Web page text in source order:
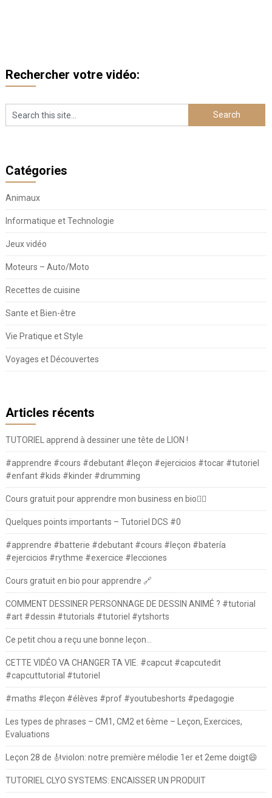
Rechercher votre vidéo:
Catégories
Animaux
Informatique et Technologie
Jeux vidéo
Moteurs – Auto/Moto
Recettes de cuisine
Sante et Bien-être
Vie Pratique et Style
Voyages et Découvertes
Articles récents
TUTORIEL apprend à dessiner une tête de LION !
#apprendre #cours #debutant #leçon #ejercicios #tocar #tutoriel
#enfant #kids #kinder #drumming
Cours gratuit pour apprendre mon business en bio⛓️‍💥
Quelques points importants – Tutoriel DCS #0
#apprendre #batterie #debutant #cours #leçon #batería
#ejercicios #rythme #exercice #lecciones
Cours gratuit en bio pour apprendre 🔗
COMMENT DESSINER PERSONNAGE DE DESSIN ANIMÉ ? #tutorial
#art #dessin #tutorials #tutoriel #ytshorts
Ce petit chou a reçu une bonne leçon…
CETTE VIDÉO VA CHANGER TA VIE. #capcut #capcutedit
#capcuttutorial #tutoriel
#maths #leçon #élèves #prof #youtubeshorts #pedagogie
Les types de phrases – CM1, CM2 et 6ème – Leçon, Exercices,
Evaluations
Leçon 28 de 🎻violon: notre première mélodie 1er et 2eme doigt😄
TUTORIEL CLYO SYSTEMS: ENCAISSER UN PRODUIT